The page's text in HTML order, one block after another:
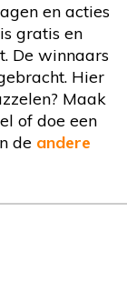
en acties
gratis en
De winnaars
Hier
Maak
of doe een
de andere